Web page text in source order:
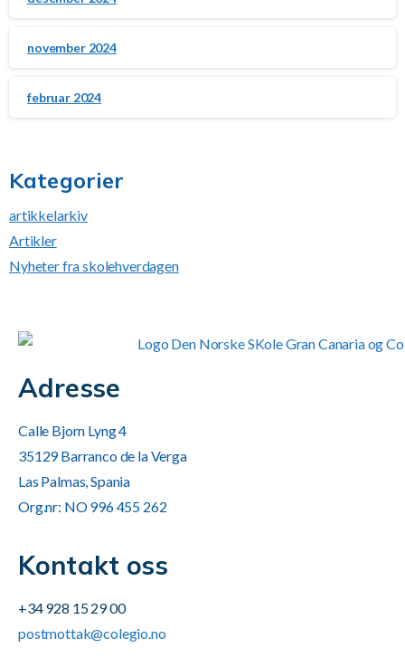
november 2024
februar 2024
Kategorier
artikkelarkiv
Artikler
Nyheter fra skolehverdagen
Adresse
Calle Bjorn Lyng 4
35129 Barranco de la Verga
Las Palmas, Spania
Org.nr: NO 996 455 262
Kontakt oss
+34 928 15 29 00
postmottak@colegio.no